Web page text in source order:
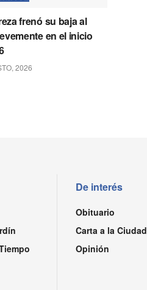
frenó su baja al
en el inicio
2026
De interés
Obituario
Carta a la Ciudad
Opinión